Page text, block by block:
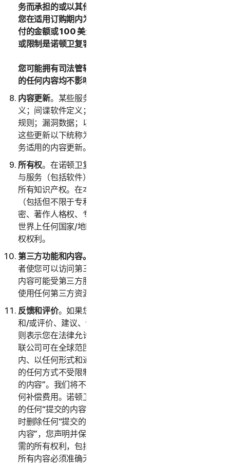
务而承担的或以其他方式与本 LSA 相关的总责任不得超过
您在适用订购期内为适用服务向诺顿卫复客已支付或应支
付的金额或 100 美元（按适用情况）。对上述赔偿的排除
或限制是诺顿卫复客与您之间交易的基本要素或依据。
您可能拥有司法管辖区适用法律下的某些权利。本 LSA 中
的任何内容均不影响这些权利（如适用）。
内容更新。某些服务使用不时更新的内容，例如病毒定
义；间谍软件定义；反垃圾邮件规则；URL 清单；防火墙
规则；漏洞数据；以及经过身份验证的网页的更新列表；
这些更新以下统称为“内容更新”。您在订购期内将获取服
务适用的内容更新。
所有权。在诺顿卫复客与您之间，诺顿卫复客拥有并保留
与服务（包括软件）有关的所有权利、权属和利益，包括
所有知识产权。在本 LSA 中，“
（包括但不限于专利申请和公告）、发明、版权、商业秘
密、著作人格权、专有技术、数据和数据库权利，以及在
世界上任何国家/地区或司法辖区公认的任何其他知识产
权权利。
第三方功能和内容。
者使您可以访问第三方网站上的内容。这些功能、特性或
内容可能受第三方服务条款和隐私政策的约束。您确认对
使用任何第三方资源全权负责，并承担所有风险。
反馈和评价。如果您向诺顿卫复客提交与服务有关的反馈
和/或评价、建议、评论或想法（以下称“
则表示您在法律允许的最大范围内授权诺顿卫复客及其关
联公司可在全球范围内和这些内容的知识产权保护期限
内、以任何形式和通过任何媒介、以诺顿卫复客认为合适
的任何方式不受限制地使用、复制、拷贝和翻译您“提交
的内容”。我们将不支付与使用您的“提交的内容”有关的任
何补偿费用。诺顿卫复客没有义务发布或使用您可能提供
的任何“提交的内容”，并且诺顿卫复客可以经自行决定随
时删除任何“提交的内容”。通过向诺顿卫复客提供“提交的
内容”，您声明并保证您拥有或控制提供“提交的内容”所必
需的所有权利，包括知识产权权利。您同意：(i) 您提交的
所有内容必须准确无误；(ii) 您不会提供已知虚假、不准